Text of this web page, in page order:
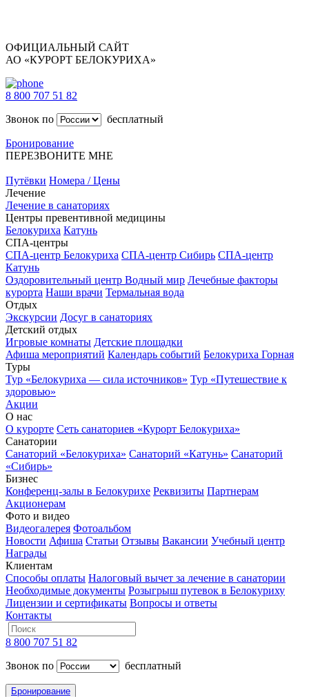
ОФИЦИАЛЬНЫЙ САЙТ
АО «КУРОРТ БЕЛОКУРИХА»
8 800 707 51 82
Звонок по
бесплатный
Бронирование
ПЕРЕЗВОНИТЕ МНЕ
Путёвки Номера / Цены
Лечение
Лечение в санаториях
Центры превентивной медицины
Белокуриха Катунь
СПА-центры
СПА-центр Белокуриха СПА-центр Сибирь СПА-центр
Катунь
Оздоровительный центр Водный мир Лечебные факторы
курорта Наши врачи Термальная вода
Отдых
Экскурсии Досуг в санаториях
Детский отдых
Игровые комнаты Детские площадки
Афиша мероприятий Календарь событий Белокуриха Горная
Туры
Тур «Белокуриха — сила источников» Тур «Путешествие к
здоровью»
Акции
О нас
О курорте Сеть санаториев «Курорт Белокуриха»
Санатории
Санаторий «Белокуриха» Санаторий «Катунь» Санаторий
«Сибирь»
Бизнес
Конференц-залы в Белокурихе Реквизиты Партнерам
Акционерам
Фото и видео
Видеогалерея Фотоальбом
Новости Афиша Статьи Отзывы Вакансии Учебный центр
Награды
Клиентам
Способы оплаты Налоговый вычет за лечение в санатории
Необходимые документы Розыгрыш путевок в Белокуриху
Лицензии и сертификаты Вопросы и ответы
Контакты
8 800 707 51 82
Звонок по
бесплатный
Бронирование